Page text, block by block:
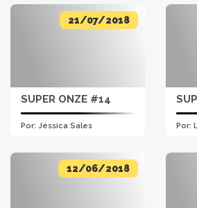
21/07/2018
SUPER ONZE #14
Por: Jéssica Sales Por:
12/06/2018